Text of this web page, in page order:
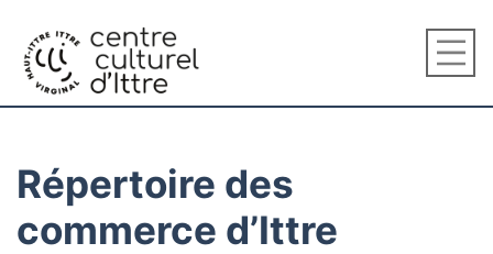
Répertoire des
commerce d’Ittre